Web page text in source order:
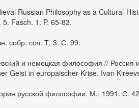
Russian Philosophy as a Cultural-
Fasch. 1. P. 65-83.
собр. соч. Т. 3. С. 99.
и немецкая философия //
Geist in europaischer Krise. Ivan
русской философии. М., 1991. С.